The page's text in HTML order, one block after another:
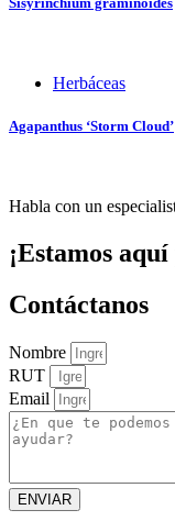
Herbáceas
Agapanthus ‘Storm Cloud’
Habla con un
¡Estamos
Contáctanos
Nombre
RUT
Email
ENVIAR